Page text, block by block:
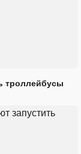
троллейбусы